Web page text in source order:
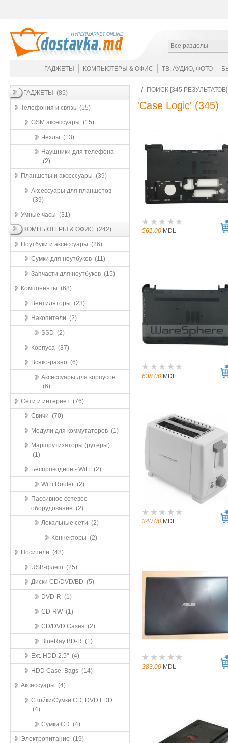
Все разделы
ГАДЖЕТЫ КОМПЬЮТЕРЫ & ОФИС ТВ, АУДИО, ФОТО
ГАДЖЕТЫ (85)
Телефония и связь (15)
GSM аксессуары (15)
Чехлы (13)
Наушники для телефона
(2)
Планшеты и аксессуары (39)
Аксессуары для планшетов
(39)
Умные часы (31)
КОМПЬЮТЕРЫ & ОФИС (242)
Ноутбуки и аксессуары (26)
Сумки для ноутбуков (11)
Запчасти для ноутбуков (15)
Компоненты (68)
Вентиляторы (23)
Накопители (2)
SSD (2)
Корпуса (37)
Всяко-разно (6)
Аксессуары для корпусов
(6)
Сети и интернет (76)
Свичи (70)
Модули для коммутаторов (1)
Маршрутизаторы (рутеры)
(1)
Беспроводное - WiFi (2)
WiFi Router (2)
Пассивное сетевое
оборудование (2)
Локальные сети (2)
Коннекторы (2)
Носители (48)
USB-флеш (25)
Диски CD/DVD/BD (5)
DVD-R (1)
CD-RW (1)
CD/DVD Cases (2)
BlueRay BD-R (1)
Ext. HDD 2.5" (4)
HDD Case, Bags (14)
Аксессуары (4)
Стойки/Сумки CD, DVD,FDD
(4)
Сумки CD (4)
Электропитание (19)
ПОИСК [345
'Case Logic' (345)
561.00 MDL
638.00 MDL
340.00 MDL
383.00 MDL